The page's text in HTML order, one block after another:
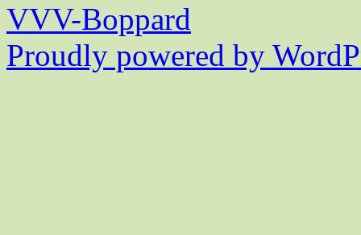
VVV-Boppard
Proudly powered by